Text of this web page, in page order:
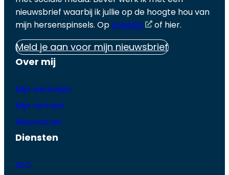
nieuwsbrief waarbij ik jullie op de hoogte hou van
mijn hersenspinsels. Op LinkedIn of hier.
Meld je aan voor mijn nieuwsbrief
Over mij
Mijn werkwijze
Mijn verhaal
Nieuwsbrief
Diensten
SEO